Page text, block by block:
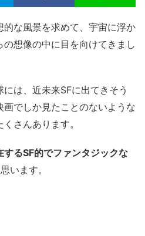
的な風景を求めて、宇宙に浮か
想像の中に目を向けてきまし
は、近未来SFに出てきそう
でしか見たことのないような
さんあります。
するSF的でファンタジックな
います。